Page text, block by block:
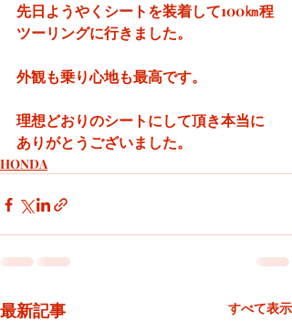
先日ようやくシートを装着して100㎞程
ツーリングに行きました。
外観も乗り心地も最高です。
理想どおりのシートにして頂き本当に
ありがとうございました。
HONDA
最新記事 すべて表示